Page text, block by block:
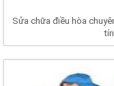
Sửa chữa điều hòa